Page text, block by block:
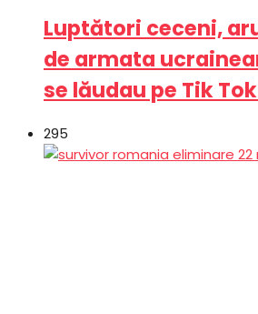
Luptători ceceni,
de armata
se lăudau pe Tik
295